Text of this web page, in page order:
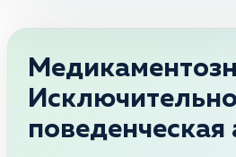
Исключительно
поведенческая